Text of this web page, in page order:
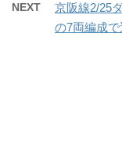
NEXT
京阪線2/25
の7両編成